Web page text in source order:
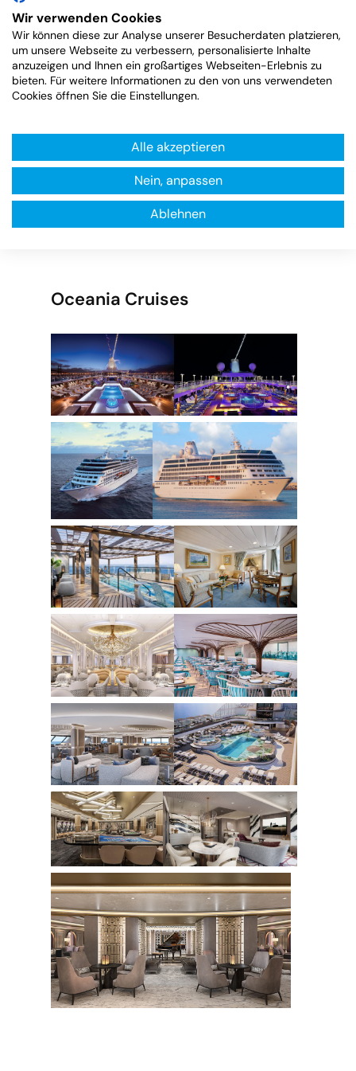
Alle Hochseekreuzfahrten mit Oceania
Cruises finden Siehier
Oceania Cruises
Wir verwenden Cookies
Wir können diese zur Analyse unserer Besucherdaten platzieren,
um unsere Webseite zu verbessern, personalisierte Inhalte
anzuzeigen und Ihnen ein großartiges Webseiten-Erlebnis zu
bieten. Für weitere Informationen zu den von uns verwendeten
Cookies öffnen Sie die Einstellungen.
Alle akzeptieren
Nein, anpassen
Ablehnen